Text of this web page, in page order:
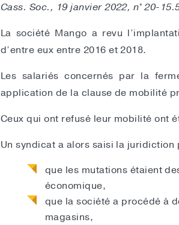
Cass. Soc., 19 janvier 2022, n° 20-
La société Mango a revu
d’entre eux entre 2016 et 2018.
Les salariés concernés par la
application de la clause de mobilité
Ceux qui ont refusé leur mobilité ont
Un syndicat a alors saisi la juridiction
que les mutations étaient
économique,
que la société a procédé à
magasins,